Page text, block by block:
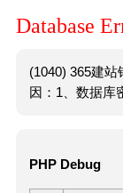
Database
(1040) 365建
因：1、数据库
PHP Debug